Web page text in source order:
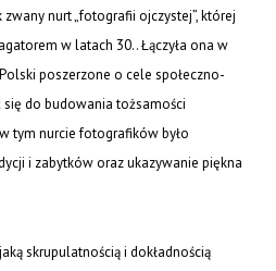
nurt „fotografii ojczystej”, której
w latach 30.. Łączyła ona w
poszerzone o cele społeczno-
się do budowania tożsamości
tym nurcie fotografików było
i zabytków oraz ukazywanie piękna
skrupulatnością i dokładnością